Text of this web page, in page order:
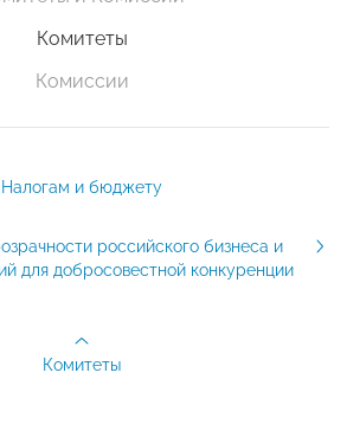
Комитеты
Комиссии
Налогам и бюджету
российского бизнеса и
для добросовестной конкуренции
Комитеты